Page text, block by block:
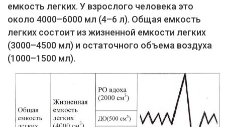
емкость легких. У взрослого человека это
около 4000–6000 мл (4–6 л). Общая емкость
легких состоит из жизненной емкости легких
(3000–4500 мл) и остаточного объема воздуха
(1000–1500 мл).